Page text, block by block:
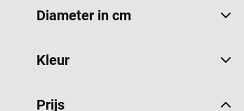
Diameter in cm
Kleur
Prijs